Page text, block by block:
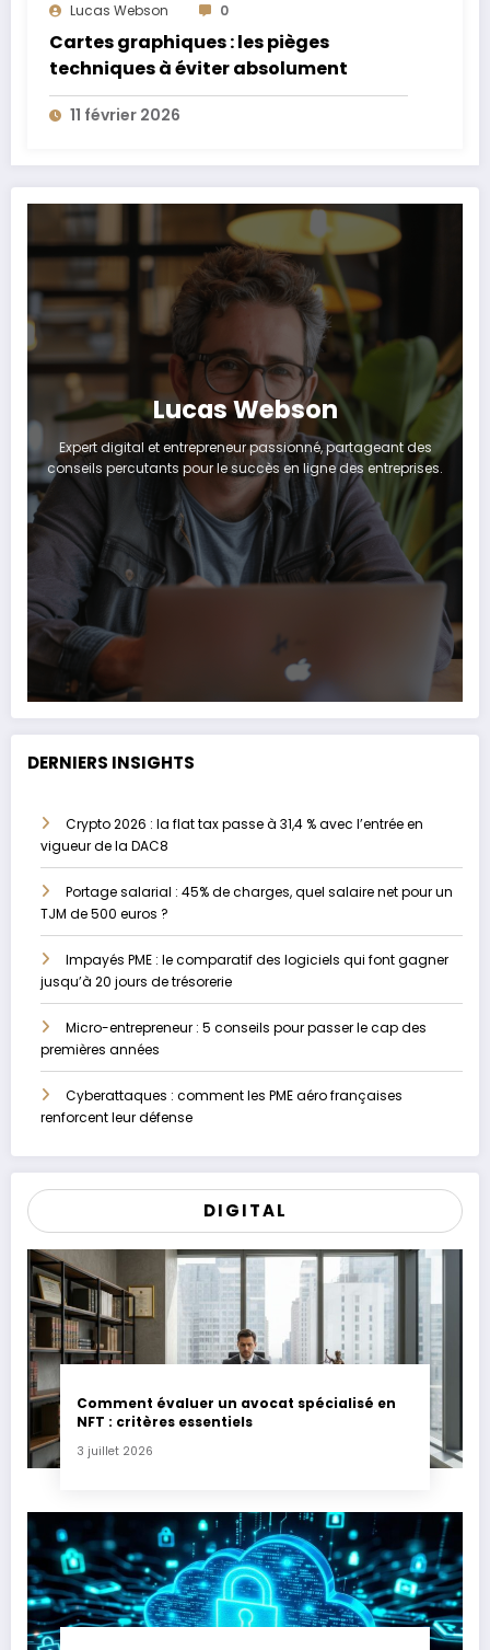
Lucas Webson 0
Cartes graphiques : les pièges
techniques à éviter absolument
11 février 2026
Lucas Webson
Expert digital et entrepreneur passionné, partageant des
conseils percutants pour le succès en ligne des entreprises.
DERNIERS INSIGHTS
Crypto 2026 : la flat tax passe à 31,4 % avec l’entrée en
vigueur de la DAC8
Portage salarial : 45% de charges, quel salaire net pour un
TJM de 500 euros ?
Impayés PME : le comparatif des logiciels qui font gagner
jusqu’à 20 jours de trésorerie
Micro-entrepreneur : 5 conseils pour passer le cap des
premières années
Cyberattaques : comment les PME aéro françaises
renforcent leur défense
DIGITAL
Comment évaluer un avocat spécialisé en
NFT : critères essentiels
3 juillet 2026